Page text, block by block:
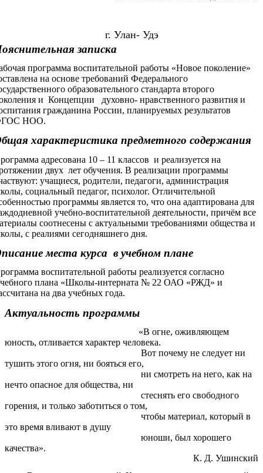
г. Улан- Удэ
записка
программа воспитательной работы «Новое поколение»
на основе требований Федерального
образовательного стандарта второго
и Концепции духовно- нравственного развития и
гражданина России, планируемых результатов
НОО.
характеристика предметного содержания
адресована 10 – 11 классов и реализуется на
двух лет обучения. В реализации программы
учащиеся, родители, педагоги, администрация
социальный педагог, психолог. Отличительной
программы является то, что она адаптирована для
учебно-воспитательной деятельности, причём все
соотнесены с актуальными требованиями общества и
с реалиями сегодняшнего дня.
места курса в учебном плане
воспитательной работы реализуется согласно
плана «Школы-интерната № 22 ОАО «РЖД» и
на два учебных года.
Актуальность программы
«В огне, оживляющем
юность, отливается характер человека.
Вот почему не следует ни
тушить этого огня, ни бояться его,
ни смотреть на него, как на
нечто опасное для общества, ни
стеснять его свободного
горения, и только заботиться о том,
чтобы материал, который в
это время вливают в душу
юноши, был хорошего
качества».
К. Д. Ушинский